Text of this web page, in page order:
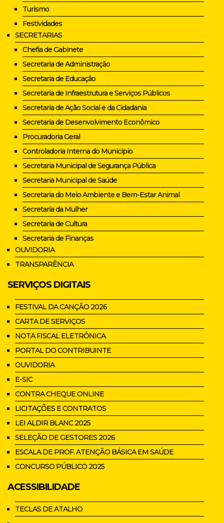
Turismo
Festividades
SECRETARIAS
Chefia de Gabinete
Secretaria de Administração
Secretaria de Educação
Secretaria de Infraestrutura e Serviços Públicos
Secretaria de Ação Social e da Cidadania
Secretaria de Desenvolvimento Econômico
Procuradoria Geral
Controladoria Interna do Município
Secretaria Municipal de Segurança Pública
Secretaria Municipal de Saúde
Secretaria do Meio Ambiente e Bem-Estar Animal
Secretaria da Mulher
Secretaria de Cultura
Secretaria de Finanças
OUVIDORIA
TRANSPARÊNCIA
SERVIÇOS DIGITAIS
FESTIVAL DA CANÇÃO 2026
CARTA DE SERVIÇOS
NOTA FISCAL ELETRÔNICA
PORTAL DO CONTRIBUINTE
OUVIDORIA
E-SIC
CONTRA CHEQUE ONLINE
LICITAÇÕES E CONTRATOS
LEI ALDIR BLANC 2025
SELEÇÃO DE GESTORES 2026
ESCALA DE PROF. ATENÇÃO BÁSICA EM SAÚDE
CONCURSO PÚBLICO 2025
ACESSIBILIDADE
TECLAS DE ATALHO